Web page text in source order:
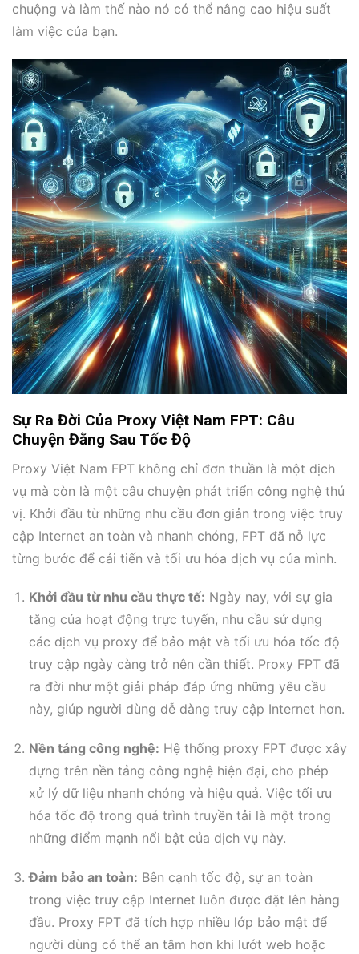
chuộng và làm thế nào nó có thể nâng cao hiệu suất
làm việc của bạn.
Sự Ra Đời Của Proxy Việt Nam FPT: Câu
Chuyện Đằng Sau Tốc Độ
Proxy Việt Nam FPT không chỉ đơn thuần là một dịch
vụ mà còn là một câu chuyện phát triển công nghệ thú
vị. Khởi đầu từ những nhu cầu đơn giản trong việc truy
cập Internet an toàn và nhanh chóng, FPT đã nỗ lực
từng bước để cải tiến và tối ưu hóa dịch vụ của mình.
Khởi đầu từ nhu cầu thực tế: Ngày nay, với sự gia
tăng của hoạt động trực tuyến, nhu cầu sử dụng
các dịch vụ proxy để bảo mật và tối ưu hóa tốc độ
truy cập ngày càng trở nên cần thiết. Proxy FPT đã
ra đời như một giải pháp đáp ứng những yêu cầu
này, giúp người dùng dễ dàng truy cập Internet hơn.
Nền tảng công nghệ: Hệ thống proxy FPT được xây
dựng trên nền tảng công nghệ hiện đại, cho phép
xử lý dữ liệu nhanh chóng và hiệu quả. Việc tối ưu
hóa tốc độ trong quá trình truyền tải là một trong
những điểm mạnh nổi bật của dịch vụ này.
Đảm bảo an toàn: Bên cạnh tốc độ, sự an toàn
trong việc truy cập Internet luôn được đặt lên hàng
đầu. Proxy FPT đã tích hợp nhiều lớp bảo mật để
người dùng có thể an tâm hơn khi lướt web hoặc